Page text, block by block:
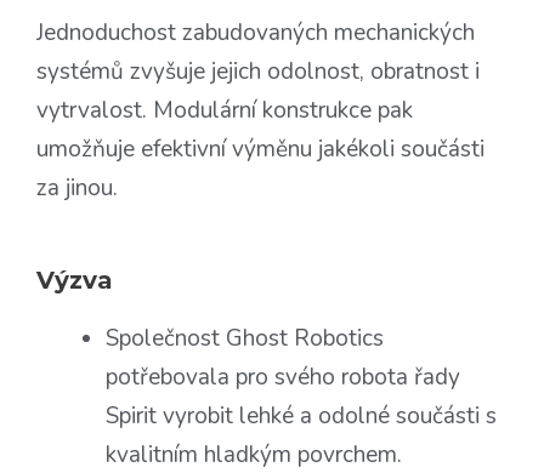
Jednoduchost zabudovaných mechanických
systémů zvyšuje jejich odolnost, obratnost i
vytrvalost. Modulární konstrukce pak
umožňuje efektivní výměnu jakékoli součásti
za jinou.
Výzva
Společnost Ghost Robotics
potřebovala pro svého robota řady
Spirit vyrobit lehké a odolné součásti s
kvalitním hladkým povrchem.